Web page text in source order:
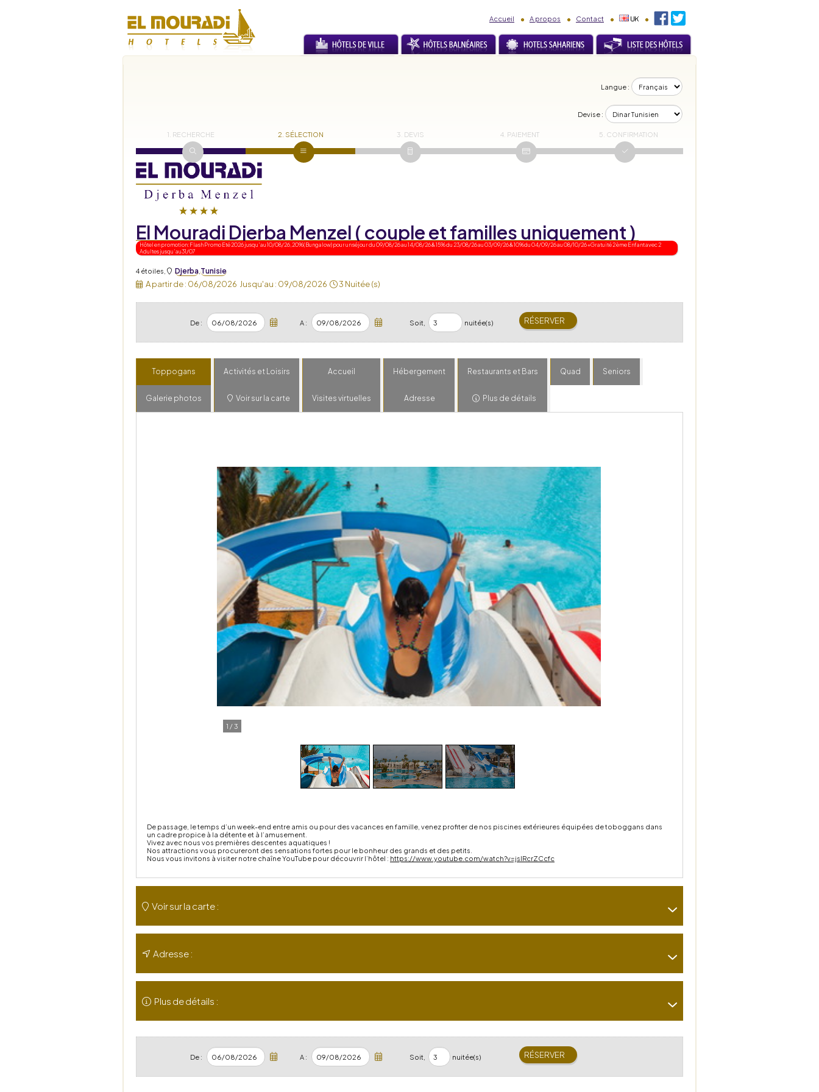
Accueil A propos Contact
Langue :
Devise :
1. RECHERCHE 2. SÉLECTION 3. DEVIS 4. PAIEMENT 5. CONFIRMATION
El Mouradi Djerba Menzel ( couple et familles uniquement )
Hôtel en promotion: Flash Promo Eté 2026 jusqu'au 10/08/26, 20%( Bungalow) pour un séjour du 09/08/26 au 14/08/26 & 15% du 23/08/26 au 03/09/26 & 10%du 04/09/26 au 08/10/26 +Gratuité 2 ème Enfant avec 2
Adultes jusqu'au31/07
4 étoiles Djerba Tunisie
A partir de : 06/08/2026 Jusqu'au : 09/08/2026 3 Nuitée (s)
De : A : Soit, nuitée(s)
Toppogans Activités et Loisirs Accueil Hébergement Restaurants et Bars Quad Seniors
Galerie photos Voir sur la carte Visites virtuelles Adresse Plus de détails
1 /3
De passage, le temps d’un week-end entre amis ou pour des vacances en famille, venez profiter de nos piscines extérieures équipées de toboggans dans
un cadre propice à la détente et à l’amusement.
Vivez avec nous vos premières descentes aquatiques !
Nos attractions vous procureront des sensations fortes pour le bonheur des grands et des petits.
Nous vous invitons à visiter notre chaîne YouTube pour découvrir l’hôtel : https://www.youtube.com/watch?v=jslRcrZCcfc
Voir sur la carte :
Adresse :
Plus de détails :
De : A : Soit, nuitée(s)